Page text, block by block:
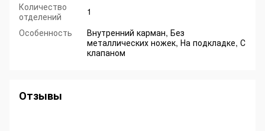
Количество
отделений
1
Особенность
Внутренний карман, Без
металлических ножек, На подкладке, С
клапаном
Отзывы